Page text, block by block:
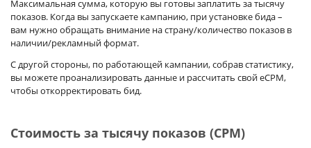
Максимальная сумма, которую вы готовы заплатить за тысячу
показов. Когда вы запускаете кампанию, при установке бида –
вам нужно обращать внимание на страну/количество показов в
наличии/рекламный формат.
С другой стороны, по работающей кампании, собрав статистику,
вы можете проанализировать данные и рассчитать свой eCPM,
чтобы откорректировать бид.
Стоимость за тысячу показов (CPM)